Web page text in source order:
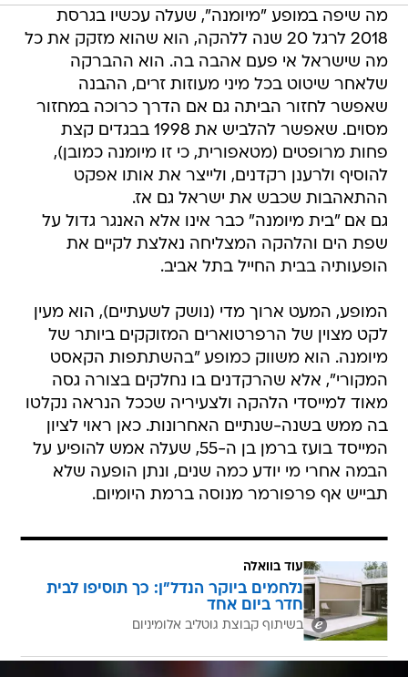
מה שיפה במופע "מיומנה", שעלה עכשיו בגרסת
2018 לרגל 20 שנה ללהקה, הוא שהוא מזקק את כל
מה שישראל אי פעם אהבה בה. הוא ההברקה
שלאחר שיטוט בכל מיני מעוזות זרים, ההבנה
שאפשר לחזור הביתה גם אם הדרך כרוכה במחזור
מסוים. שאפשר להלביש את 1998 בבגדים קצת
פחות מרופטים (מטאפורית, כי זו מיומנה כמובן),
להוסיף ולרענן רקדנים, ולייצר את אותו אפקט
ההתאהבות שכבש את ישראל גם אז.
גם אם "בית מיומנה" כבר אינו אלא האנגר גדול על
שפת הים והלהקה המצליחה נאלצת לקיים את
הופעותיה בבית החייל בתל אביב.
המופע, המעט ארוך מדי (נושק לשעתיים), הוא מעין
לקט מצוין של הרפרטוארים המזוקקים ביותר של
מיומנה. הוא משווק כמופע "בהשתתפות הקאסט
המקורי", אלא שהרקדנים בו נחלקים בצורה גסה
מאוד למייסדי הלהקה ולצעיריה שככל הנראה נקלטו
בה ממש בשנה-שנתיים האחרונות. כאן ראוי לציון
המייסד בועז ברמן בן ה-55, שעלה אמש להופיע על
הבמה אחרי מי יודע כמה שנים, ונתן הופעה שלא
תבייש אף פרפורמר מנוסה ברמת היומיום.
עוד בוואלה
נלחמים ביוקר הנדל"ן: כך תוסיפו לבית
חדר ביום אחד
בשיתוף קבוצת גוטליב אלומיניום